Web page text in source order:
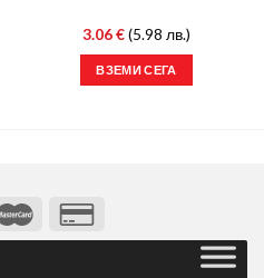
3.06€(5.98 лв.)
ВЗЕМИ СЕГА